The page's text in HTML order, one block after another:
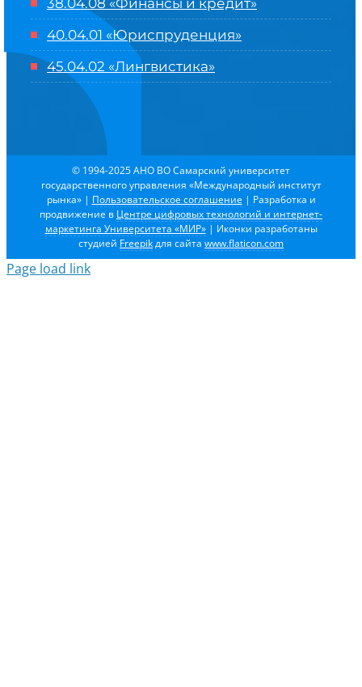
38.04.08 «Финансы и кредит»
40.04.01 «Юриспруденция»
45.04.02 «Лингвистика»
© 1994-2025 АНО ВО Самарский университет
государственного управления «Международный институт
рынка» | Пользовательское соглашение | Разработка и
продвижение в Центре цифровых технологий и интернет-
маркетинга Университета «МИР»| Иконки разработаны
студией Freepikдля сайта www.flaticon.com
Page load link